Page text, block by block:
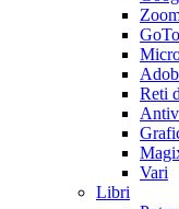
GoTo
Reti
Vari
Libri